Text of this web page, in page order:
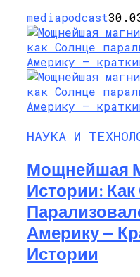
mediapodcast
НАУКА И
Мощнейшая
Истории:
Америку —
Истории